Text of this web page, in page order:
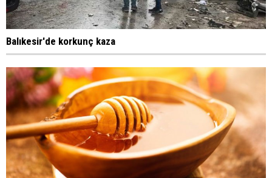
Balıkesir'de korkunç kaza